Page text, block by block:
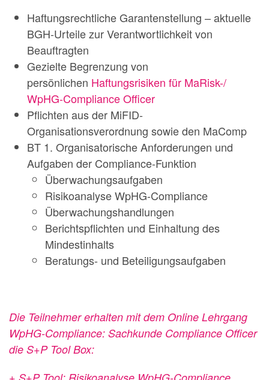
Haftungsrechtliche Garantenstellung – aktuelle
BGH-Urteile zur Verantwortlichkeit von
Beauftragten
Gezielte Begrenzung von
persönlichen Haftungsrisiken für MaRisk-/
WpHG-Compliance Officer
Pflichten aus der MiFID-
Organisationsverordnung sowie den MaComp
BT 1. Organisatorische Anforderungen und
Aufgaben der Compliance-Funktion
Überwachungsaufgaben
Risikoanalyse WpHG-Compliance
Überwachungshandlungen
Berichtspflichten und Einhaltung des
Mindestinhalts
Beratungs- und Beteiligungsaufgaben
Die Teilnehmer erhalten mit dem Online Lehrgang
WpHG-Compliance: Sachkunde Compliance Officer
die S+P Tool Box: